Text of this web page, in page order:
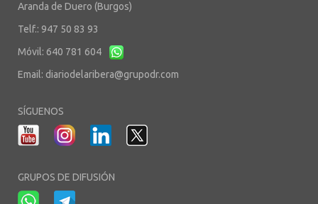
Aranda de Duero (Burgos)
Telf.: 947 50 83 93
Móvil: 640 781 604
Email: diariodelaribera@grupodr.com
SÍGUENOS
GRUPOS DE DIFUSIÓN